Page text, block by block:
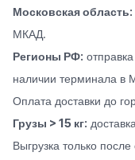
Московская область:
МКАД.
Регионы РФ:
наличии терминала в
Оплата доставки до
Грузы > 15 кг:
Выгрузка только